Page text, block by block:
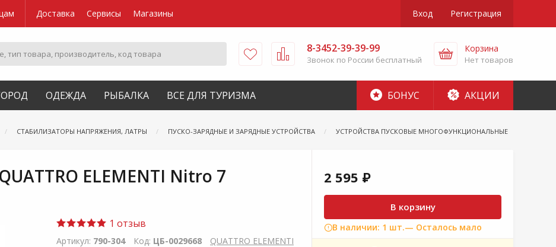
Доставка Сервисы Магазины Вход Регистрация
8-3452-39-39-99
Звонок по России бесплатный
Корзина
Нет товаров
ОДЕЖДА РЫБАЛКА ВСЕ ДЛЯ ТУРИЗМА БОНУС АКЦИИ
СТАБИЛИЗАТОРЫ НАПРЯЖЕНИЯ, ЛАТРЫ ПУСКО-ЗАРЯДНЫЕ И ЗАРЯДНЫЕ УСТРОЙСТВА УСТРОЙСТВА ПУСКОВЫЕ МНОГОФУНКЦИОНАЛЬНЫЕ
ELEMENTI Nitro 7
1 отзыв
Артикул: 790-304 Код: ЦБ-0029668 QUATTRO ELEMENTI
2 595 ₽
В корзину
В наличии: 1 шт.— Осталось мало